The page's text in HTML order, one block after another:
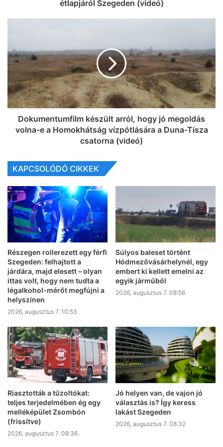
étlapjáról Szegeden (videó)
Dokumentumfilm készült arról, hogy jó megoldás
volna-e a Homokhátság vízpótlására a Duna-Tisza
csatorna (videó)
KAPCSOLÓDÓ CIKKEK
Részegen rollerezett egy férfi
Szegeden: felhajtott a
járdára, majd elesett – olyan
ittas volt, hogy nem tudta a
légalkohol-mérőt megfújni a
helyszínen
2026, augusztus 7. 10:53
Súlyos baleset történt
Hódmezővásárhelynél, egy
embert ki kellett emelni az
egyik járműből
2026, augusztus 7. 08:56
Riasztották a tűzoltókat:
teljes terjedelmében ég egy
melléképület Zsombón
(frissítve)
2026, augusztus 7. 08:36
Jó helyen van, de vajon jó
választás is? Így keress
lakást Szegeden
2026, augusztus 7. 08:32